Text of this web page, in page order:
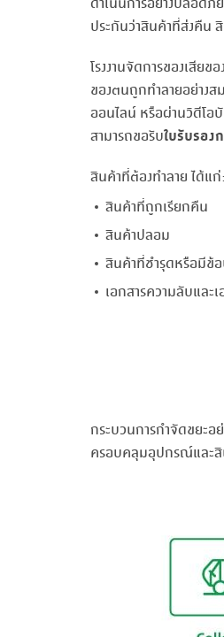
ประกันว่าสินค้าที่ส่งคืน
โรงงานจัดการของเสีย
ของตนถูกทำลายอย่าง
ออนไลน์ หรือผ่านวิดีโอ
สามารถขอรับใบรับรอง
สินค้าที่ต้องทำลาย ได้แก่:
สินค้าที่ถูกเรียกคืน
สินค้าปลอม
สินค้าที่ชำรุดหรือมีข้
เอกสารความลับและเ
กระบวนการกำจัดขยะอ
ครอบคลุมอุปกรณ์และสิ